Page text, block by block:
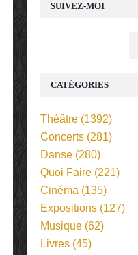
SUIVEZ-MOI
CATÉGORIES
Théâtre (1392)
Concerts (281)
Danse (280)
Quoi Faire (221)
Cinéma (135)
Expositions (127)
Musique (62)
Livres (45)